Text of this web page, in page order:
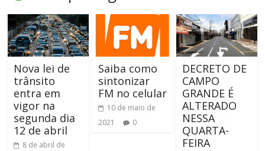
Nova lei de
trânsito
entra em
vigor na
segunda dia
12 de abril
8 de abril de
Saiba como
sintonizar
FM no celular
10 de maio de
2021
0
DECRETO DE
CAMPO
GRANDE É
ALTERADO
NESSA
QUARTA-
FEIRA